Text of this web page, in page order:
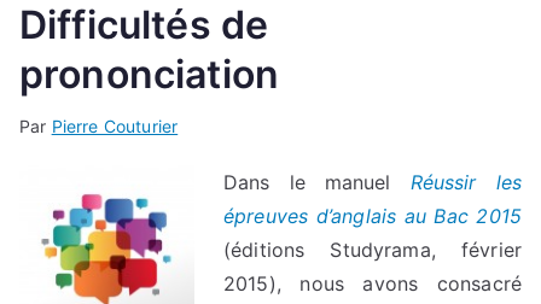
Difficultés de
prononciation
Par Pierre Couturier
Dans le manuel Réussir les
épreuves d’anglais au Bac 2015
(éditions Studyrama, février
2015), nous avons consacré